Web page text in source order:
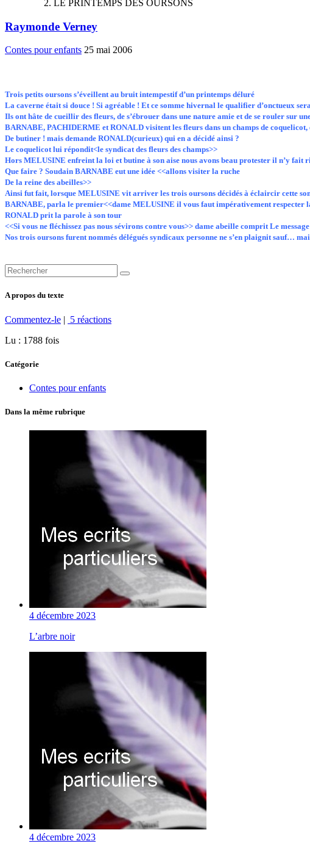
LE PRINTEMPS DES OURSONS
Raymonde Verney
Contes pour enfants 25 mai 2006
Trois petits oursons s’éveillent au bruit intempestif d’un printemps déluré
La caverne était si douce ! Si agréable ! Et ce somme hivernal le qualifier d’onctueux
Ils ont hâte de cueillir des fleurs, de s’ébrouer dans une nature amie et de se rouler sur
BARNABE, PACHIDERME et RONALD visitent les fleurs dans un champs de
De butiner ! mais demande RONALD(curieux) qui en a décidé ainsi ?
Le coquelicot lui répondit<le syndicat des fleurs des champs>>
Hors MELUSINE enfreint la loi et butine à son aise nous avons beau protester il n’y fait
Que faire ? Soudain BARNABE eut une idée <<allons visiter la ruche
De la reine des abeilles>>
Ainsi fut fait, lorsque MELUSINE vit arriver les trois oursons décidés à éclaircir cette
BARNABE, parla le premier<<dame MELUSINE il vous faut impérativement respecter
RONALD prit la parole à son tour
<<Si vous ne fléchissez pas nous sévirons contre vous>> dame abeille comprit Le
Nos trois oursons furent nommés délégués syndicaux personne ne s’en plaignit sauf…
A propos du texte
Commentez-le | 5 réactions
Lu : 1788 fois
Catégorie
Contes pour enfants
Dans la même rubrique
4 décembre 2023
L’arbre noir
4 décembre 2023